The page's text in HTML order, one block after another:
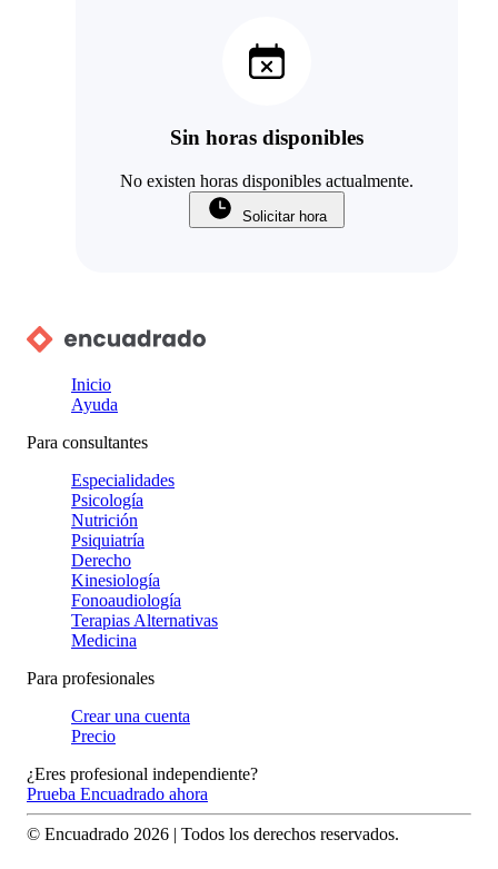
Sin horas disponibles
No existen horas disponibles actualmente.
Solicitar hora
Inicio
Ayuda
Para consultantes
Especialidades
Psicología
Nutrición
Psiquiatría
Derecho
Kinesiología
Fonoaudiología
Terapias Alternativas
Medicina
Para profesionales
Crear una cuenta
Precio
¿Eres profesional independiente?
Prueba Encuadrado ahora
© Encuadrado 2026 | Todos los derechos reservados.